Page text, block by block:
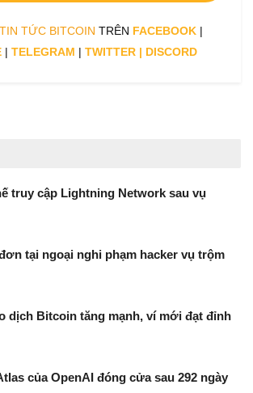
TIN TỨC BITCOIN TRÊN FACEBOOK |
| TELEGRAM | TWITTER | DISCORD
truy cập Lightning Network sau vụ
tại ngoại nghi phạm hacker vụ trộm
dịch Bitcoin tăng mạnh, ví mới đạt đỉnh
của OpenAI đóng cửa sau 292 ngày